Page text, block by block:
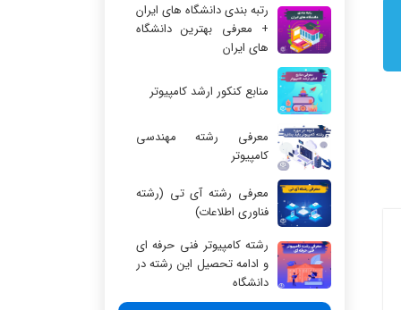
رتبه بندی دانشگاه های ایران
+ معرفی بهترین دانشگاه
های ایران
منابع کنکور ارشد کامپیوتر
معرفی رشته مهندسی
کامپیوتر
معرفی رشته آی تی (رشته
فناوری اطلاعات)
رشته کامپیوتر فنی حرفه ای
و ادامه تحصیل این رشته در
دانشگاه